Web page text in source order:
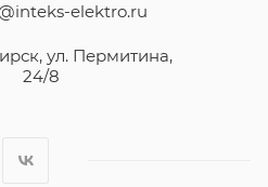
elektro.ru
ул. Пермитина,
24/8